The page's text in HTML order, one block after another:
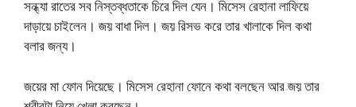
সন্ধ্যা রাতের সব নিস্তব্ধতাকে চিরে দিল যেন। মিসেস রেহানা লাফিয়ে
দাড়ায়ে চাইলেন। জয় বাধা দিল। জয় রিসভ করে তার খালাকে দিল কথা
বলার জন্য।
জয়ের মা ফোন দিয়েছে। মিসেস রেহানা ফোনে কথা বলছেন আর জয় তার